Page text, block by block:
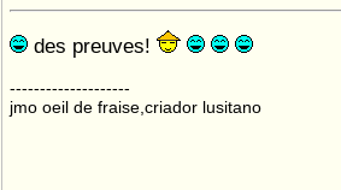
des preuves!
--------------------
jmo oeil de fraise,criador lusitano